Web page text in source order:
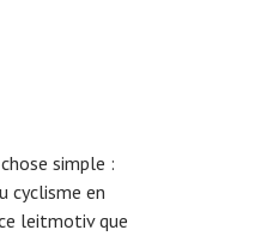
simple :
cyclisme en
leitmotiv que